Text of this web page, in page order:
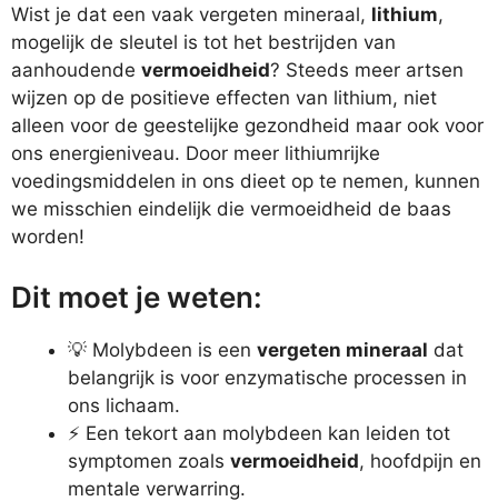
Wist je dat een vaak vergeten mineraal, lithium,
mogelijk de sleutel is tot het bestrijden van
aanhoudende vermoeidheid? Steeds meer artsen
wijzen op de positieve effecten van lithium, niet
alleen voor de geestelijke gezondheid maar ook voor
ons energieniveau. Door meer lithiumrijke
voedingsmiddelen in ons dieet op te nemen, kunnen
we misschien eindelijk die vermoeidheid de baas
worden!
Dit moet je weten:
💡 Molybdeen is een vergeten mineraal dat
belangrijk is voor enzymatische processen in
ons lichaam.
⚡ Een tekort aan molybdeen kan leiden tot
symptomen zoals vermoeidheid, hoofdpijn en
mentale verwarring.